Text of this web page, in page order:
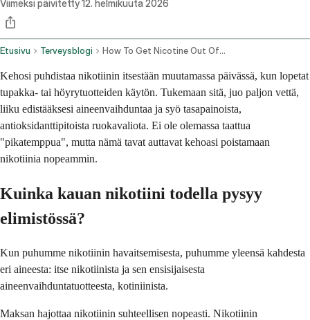
Viimeksi päivitetty12. helmikuuta 2026
Etusivu Terveysblogi How To Get Nicotine Out Of Your System Fast
Kehosi puhdistaa nikotiinin itsestään muutamassa päivässä, kun lopetat
tupakka- tai höyrytuotteiden käytön. Tukemaan sitä, juo paljon vettä,
liiku edistääksesi aineenvaihduntaa ja syö tasapainoista,
antioksidanttipitoista ruokavaliota. Ei ole olemassa taattua
"pikatemppua", mutta nämä tavat auttavat kehoasi poistamaan
nikotiinia nopeammin.
Kuinka kauan nikotiini todella pysyy
elimistössä?
Kun puhumme nikotiinin havaitsemisesta, puhumme yleensä kahdesta
eri aineesta: itse nikotiinista ja sen ensisijaisesta
aineenvaihduntatuotteesta, kotiniinista.
Maksan hajottaa nikotiinin suhteellisen nopeasti. Nikotiinin